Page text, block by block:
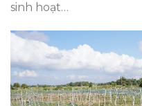
sinh hoạt…